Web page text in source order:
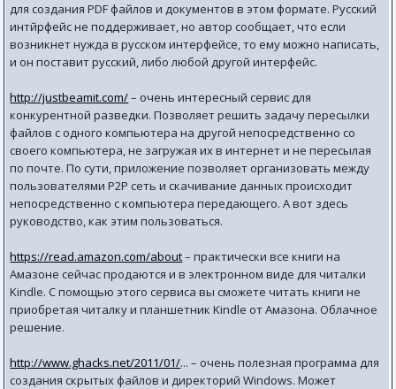
для создания PDF файлов и документов в этом формате. Русский
интйрфейс не поддерживает, но автор сообщает, что если
возникнет нужда в русском интерфейсе, то ему можно написать,
и он поставит русский, либо любой другой интерфейс.
http://justbeamit.com/– очень интересный сервис для
конкурентной разведки. Позволяет решить задачу пересылки
файлов с одного компьютера на другой непосредственно со
своего компьютера, не загружая их в интернет и не пересылая
по почте. По сути, приложение позволяет организовать между
пользователями P2P сеть и скачивание данных происходит
непосредственно с компьютера передающего. А вот здесь
руководство, как этим пользоваться.
https://read.amazon.com/about– практически все книги на
Амазоне сейчас продаются и в электронном виде для читалки
Kindle. C помощью этого сервиса вы сможете читать книги не
приобретая читалку и планшетник Kindle от Амазона. Облачное
решение.
http://www.ghacks.net/2011/01/... – очень полезная программа для
создания скрытых файлов и директорий Windows. Может